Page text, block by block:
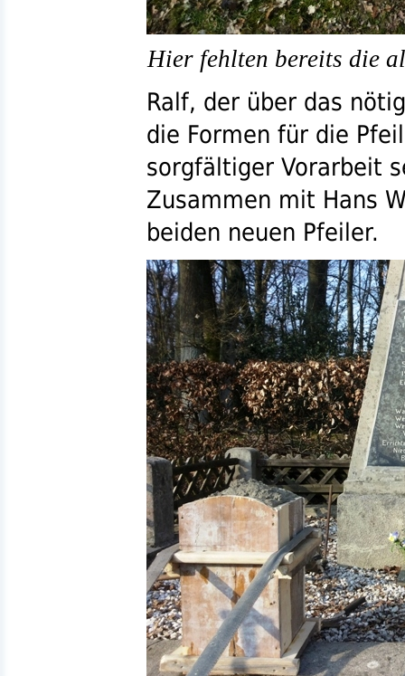
Hier fehlten bereits die
Ralf, der über das
die Formen für die
sorgfältiger Vorarbeit
Zusammen mit Hans
beiden neuen Pfeiler.